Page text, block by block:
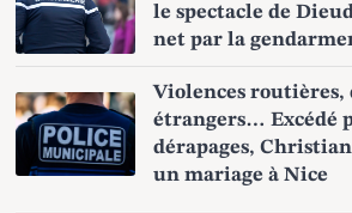
le spectacle de
net par la
Violences routières,
étrangers… Excédé
dérapages,
un mariage à Nice